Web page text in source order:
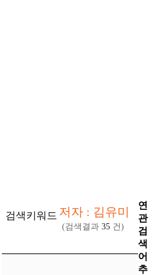
검색키워드 저자 : 김유미
(검색결과 35 건)
연
관
검
색
어
추